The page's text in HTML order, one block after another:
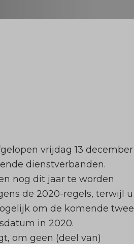
vrijdag 13 december
dienstverbanden.
nog dit jaar te worden
de 2020-regels, terwijl u
om de komende twee
in 2020.
om geen (deel van)